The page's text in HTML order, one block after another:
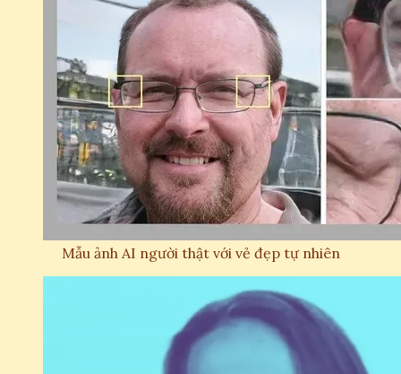
Mẫu ảnh AI người thật với vẻ đẹp tự nhiên